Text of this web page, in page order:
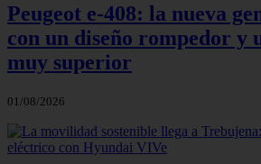
Peugeot e-408: la nueva
con un diseño rompedor y
muy superior
01/08/2026